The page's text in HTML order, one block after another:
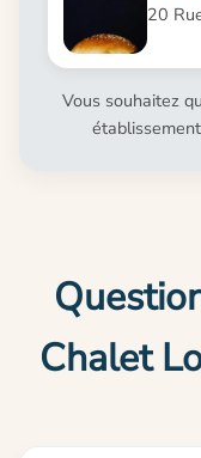
20
Vous souhaitez
Chalet